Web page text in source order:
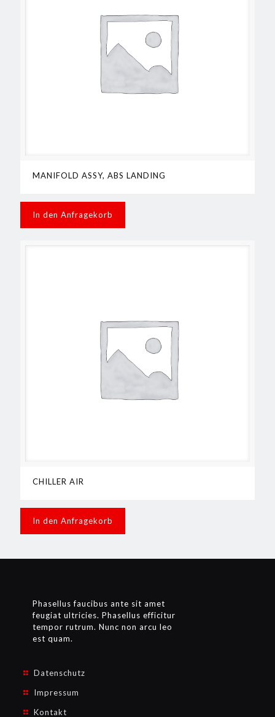
MANIFOLD ASSY, ABS LANDING
In den Anfragekorb
CHILLER AIR
In den Anfragekorb
Phasellus faucibus ante sit amet
feugiat ultricies. Phasellus efficitur
tempor rutrum. Nunc non arcu leo
est quam.
Datenschutz
Impressum
Kontakt